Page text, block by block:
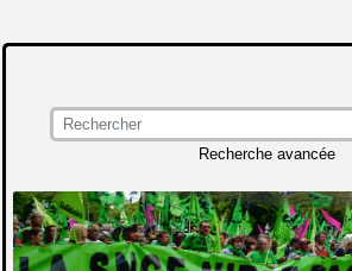
Recherche avancée